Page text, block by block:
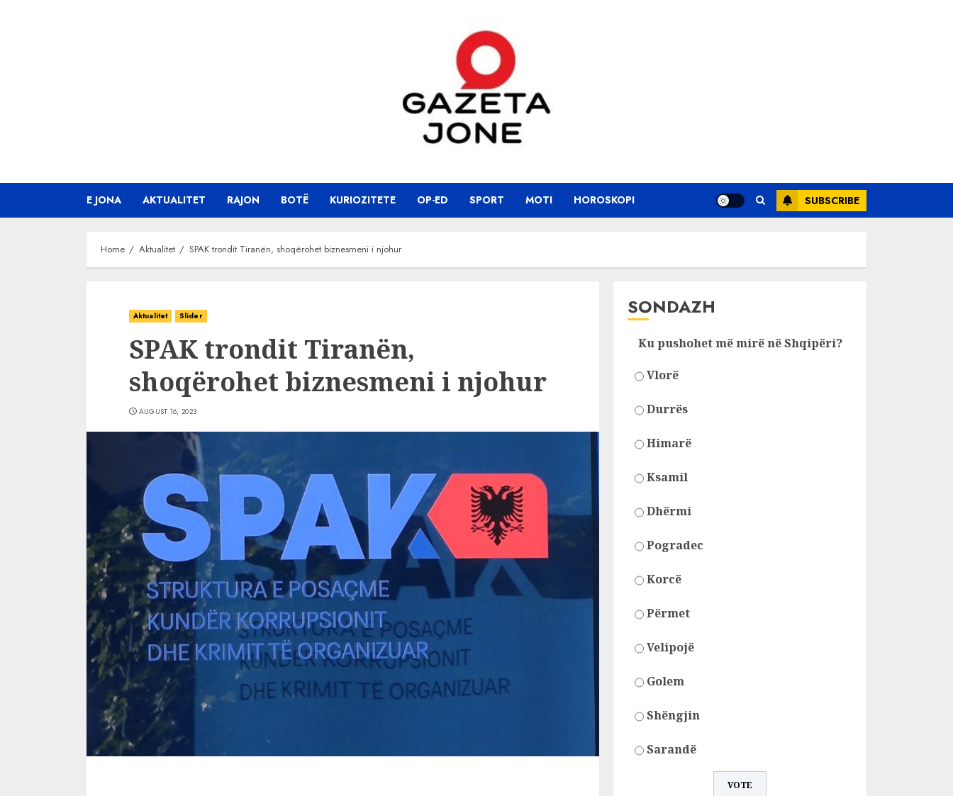
E JONA AKTUALITET RAJON BOTË KURIOZITETE OP-ED SPORT MOTI HOROSKOPI SUBSCRIBE
Home Aktualitet SPAK trondit Tiranën, shoqërohet biznesmeni i njohur
Aktualitet Slider
SPAK trondit Tiranën,
shoqërohet biznesmeni i njohur
AUGUST 16, 2023
SONDAZH
Ku pushohet më mirë në Shqipëri?
Vlorë
Durrës
Himarë
Ksamil
Dhërmi
Pogradec
Korcë
Përmet
Velipojë
Golem
Shëngjin
Sarandë